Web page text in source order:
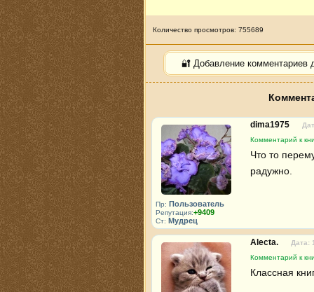
Количество просмотров: 755689
🔐 Добавление комментариев
Пр: Пользователь
Репутация:+9409
Ст: Мудрец
dima1975
Комментарий к
Что то
радужно.
Alecta.
Дата:
Комментарий к
Классная